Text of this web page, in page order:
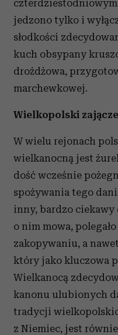
jedzono tylko i
słodkości
kuch obsypany
drożdżowa,
marchewkowej.
Wielkopolski
W wielu rejonach
wielkanocną jest
dość wcześnie
spożywania tego
inny, bardzo ciekawy
o nim mowa,
zakopywaniu, a
który jako kluczowa
Wielkanocą
kanonu ulubionych
tradycji
z Niemiec, jest